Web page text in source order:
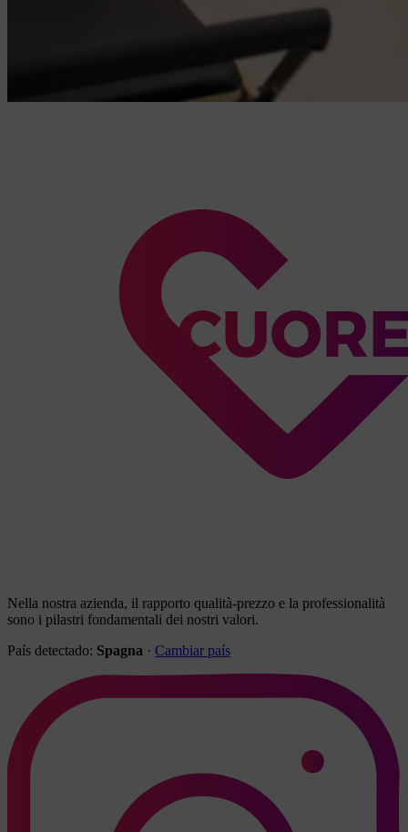
Nella nostra azienda, il rapporto qualità-prezzo e la professionalità
sono i pilastri fondamentali dei nostri valori.
País detectado: Spagna · Cambiar país